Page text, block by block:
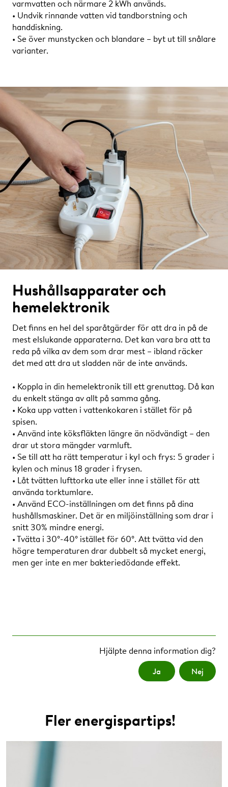
varmvatten och närmare 2 kWh används.
• Undvik rinnande vatten vid tandborstning och
handdiskning.
• Se över munstycken och blandare – byt ut till snålare
varianter.
Hushållsapparater och
hemelektronik
Det finns en hel del sparåtgärder för att dra in på de
mest elslukande apparaterna. Det kan vara bra att ta
reda på vilka av dem som drar mest – ibland räcker
det med att dra ut sladden när de inte används.
• Koppla in din hemelektronik till ett grenuttag. Då kan
du enkelt stänga av allt på samma gång.
• Koka upp vatten i vattenkokaren i stället för på
spisen.
• Använd inte köksfläkten längre än nödvändigt – den
drar ut stora mängder varmluft.
• Se till att ha rätt temperatur i kyl och frys: 5 grader i
kylen och minus 18 grader i frysen.
• Låt tvätten lufttorka ute eller inne i stället för att
använda torktumlare.
• Använd ECO-inställningen om det finns på dina
hushållsmaskiner. Det är en miljöinställning som drar i
snitt 30% mindre energi.
• Tvätta i 30°-40° istället för 60°. Att tvätta vid den
högre temperaturen drar dubbelt så mycket energi,
men ger inte en mer bakteriedödande effekt.
Hjälpte denna information dig?
Ja Nej
Fler energispartips!